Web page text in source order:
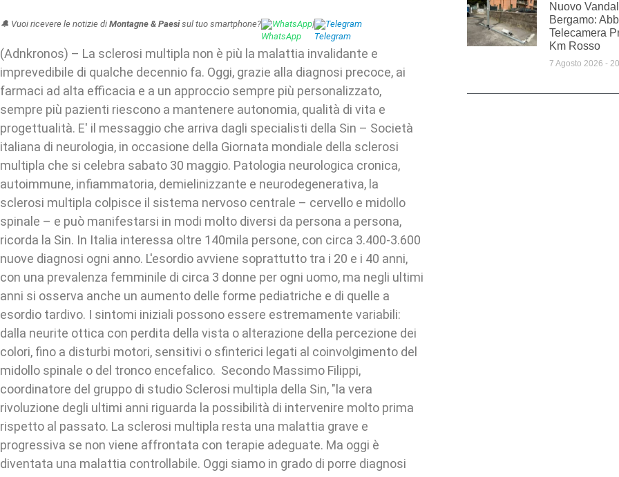
🔔 Vuoi ricevere le notizie di Montagne & Paesisul tuo smartphone? WhatsApp| Telegram
(Adnkronos) – La sclerosi multipla non è più la malattia invalidante e
imprevedibile di qualche decennio fa. Oggi, grazie alla diagnosi precoce, ai
farmaci ad alta efficacia e a un approccio sempre più personalizzato,
sempre più pazienti riescono a mantenere autonomia, qualità di vita e
progettualità. E' il messaggio che arriva dagli specialisti della Sin – Società
italiana di neurologia, in occasione della Giornata mondiale della sclerosi
multipla che si celebra sabato 30 maggio. Patologia neurologica cronica,
autoimmune, infiammatoria, demielinizzante e neurodegenerativa, la
sclerosi multipla colpisce il sistema nervoso centrale – cervello e midollo
spinale – e può manifestarsi in modi molto diversi da persona a persona,
ricorda la Sin. In Italia interessa oltre 140mila persone, con circa 3.400-3.600
nuove diagnosi ogni anno. L'esordio avviene soprattutto tra i 20 e i 40 anni,
con una prevalenza femminile di circa 3 donne per ogni uomo, ma negli ultimi
anni si osserva anche un aumento delle forme pediatriche e di quelle a
esordio tardivo. I sintomi iniziali possono essere estremamente variabili:
dalla neurite ottica con perdita della vista o alterazione della percezione dei
colori, fino a disturbi motori, sensitivi o sfinterici legati al coinvolgimento del
midollo spinale o del tronco encefalico. Secondo Massimo Filippi,
coordinatore del gruppo di studio Sclerosi multipla della Sin, "la vera
rivoluzione degli ultimi anni riguarda la possibilità di intervenire molto prima
rispetto al passato. La sclerosi multipla resta una malattia grave e
progressiva se non viene affrontata con terapie adeguate. Ma oggi è
diventata una malattia controllabile. Oggi siamo in grado di porre diagnosi
Nuovo
Bergamo:
Telecamera
Km Rosso
7 Agosto 2026